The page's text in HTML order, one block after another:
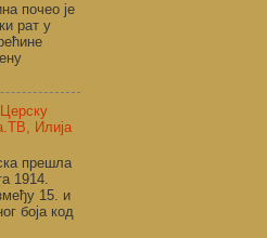
почео је
рат у
Илија
прешла
1914.
15. и
боја код